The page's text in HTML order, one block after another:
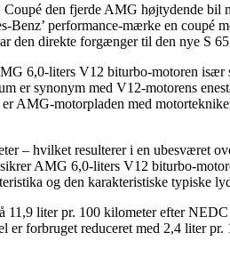
den fjerde AMG højtydende bil
performance-mærke en
den direkte forgænger til den nye S
6,0-liters V12 biturbo-motoren især
synonym med V12-motorens
motorpladen med
– hvilket resulterer i en ubesværet
AMG 6,0-liters V12 biturbo-
og den karakteristiske typiske
liter pr. 100 kilometer efter
forbruget reduceret med 2,4 liter